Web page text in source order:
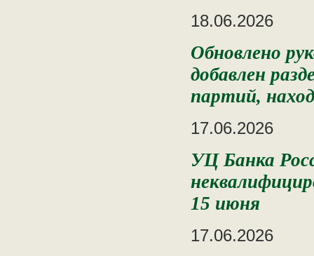
18.06.2026
Обновлено
добавлен
партий,
17.06.2026
УЦ Банка
15 июня
17.06.2026